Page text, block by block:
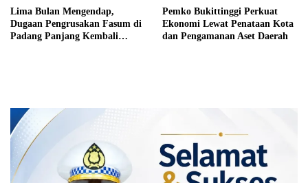
Lima Bulan Mengendap,
Dugaan Pengrusakan Fasum di
Padang Panjang Kembali
Pemko Bukittinggi Perkuat
Ekonomi Lewat Penataan Kota
dan Pengamanan Aset Daerah